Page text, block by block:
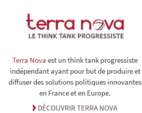
Terra Nova est un think tank progressiste
indépendant ayant pour but de produire et
diffuser des solutions politiques innovantes
en France et en Europe.
DÉCOUVRIR TERRA NOVA